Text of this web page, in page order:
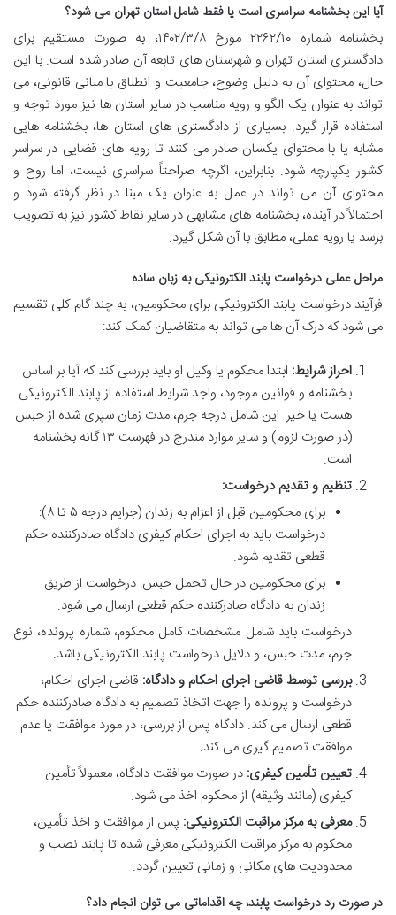
آیا این بخشنامه سراسری است یا فقط شامل استان تهران می شود؟
بخشنامه شماره ۲۲۶۲/۱۰ مورخ ۱۴۰۲/۳/۸، به صورت مستقیم برای
دادگستری استان تهران و شهرستان های تابعه آن صادر شده است. با این
حال، محتوای آن به دلیل وضوح، جامعیت و انطباق با مبانی قانونی، می
تواند به عنوان یک الگو و رویه مناسب در سایر استان ها نیز مورد توجه و
استفاده قرار گیرد. بسیاری از دادگستری های استان ها، بخشنامه هایی
مشابه یا با محتوای یکسان صادر می کنند تا رویه های قضایی در سراسر
کشور یکپارچه شود. بنابراین، اگرچه صراحتاً سراسری نیست، اما روح و
محتوای آن می تواند در عمل به عنوان یک مبنا در نظر گرفته شود و
احتمالاً در آینده، بخشنامه های مشابهی در سایر نقاط کشور نیز به تصویب
برسد یا رویه عملی، مطابق با آن شکل گیرد.
مراحل عملی درخواست پابند الکترونیکی به زبان ساده
فرآیند درخواست پابند الکترونیکی برای محکومین، به چند گام کلی تقسیم
می شود که درک آن ها می تواند به متقاضیان کمک کند:
احراز شرایط: ابتدا محکوم یا وکیل او باید بررسی کند که آیا بر اساس
بخشنامه و قوانین موجود، واجد شرایط استفاده از پابند الکترونیکی
هست یا خیر. این شامل درجه جرم، مدت زمان سپری شده از حبس
(در صورت لزوم) و سایر موارد مندرج در فهرست ۱۳ گانه بخشنامه
است.
تنظیم و تقدیم درخواست:
برای محکومین قبل از اعزام به زندان (جرایم درجه ۵ تا ۸):
درخواست باید به اجرای احکام کیفری دادگاه صادرکننده حکم
قطعی تقدیم شود.
برای محکومین در حال تحمل حبس: درخواست از طریق
زندان به دادگاه صادرکننده حکم قطعی ارسال می شود.
درخواست باید شامل مشخصات کامل محکوم، شماره پرونده، نوع
جرم، مدت حبس، و دلایل درخواست پابند الکترونیکی باشد.
بررسی توسط قاضی اجرای احکام و دادگاه: قاضی اجرای احکام،
درخواست و پرونده را جهت اتخاذ تصمیم به دادگاه صادرکننده حکم
قطعی ارسال می کند. دادگاه پس از بررسی، در مورد موافقت یا عدم
موافقت تصمیم گیری می کند.
تعیین تأمین کیفری: در صورت موافقت دادگاه، معمولاً تأمین
کیفری (مانند وثیقه) از محکوم اخذ می شود.
معرفی به مرکز مراقبت الکترونیکی: پس از موافقت و اخذ تأمین،
محکوم به مرکز مراقبت الکترونیکی معرفی شده تا پابند نصب و
محدودیت های مکانی و زمانی تعیین گردد.
در صورت رد درخواست پابند، چه اقداماتی می توان انجام داد؟